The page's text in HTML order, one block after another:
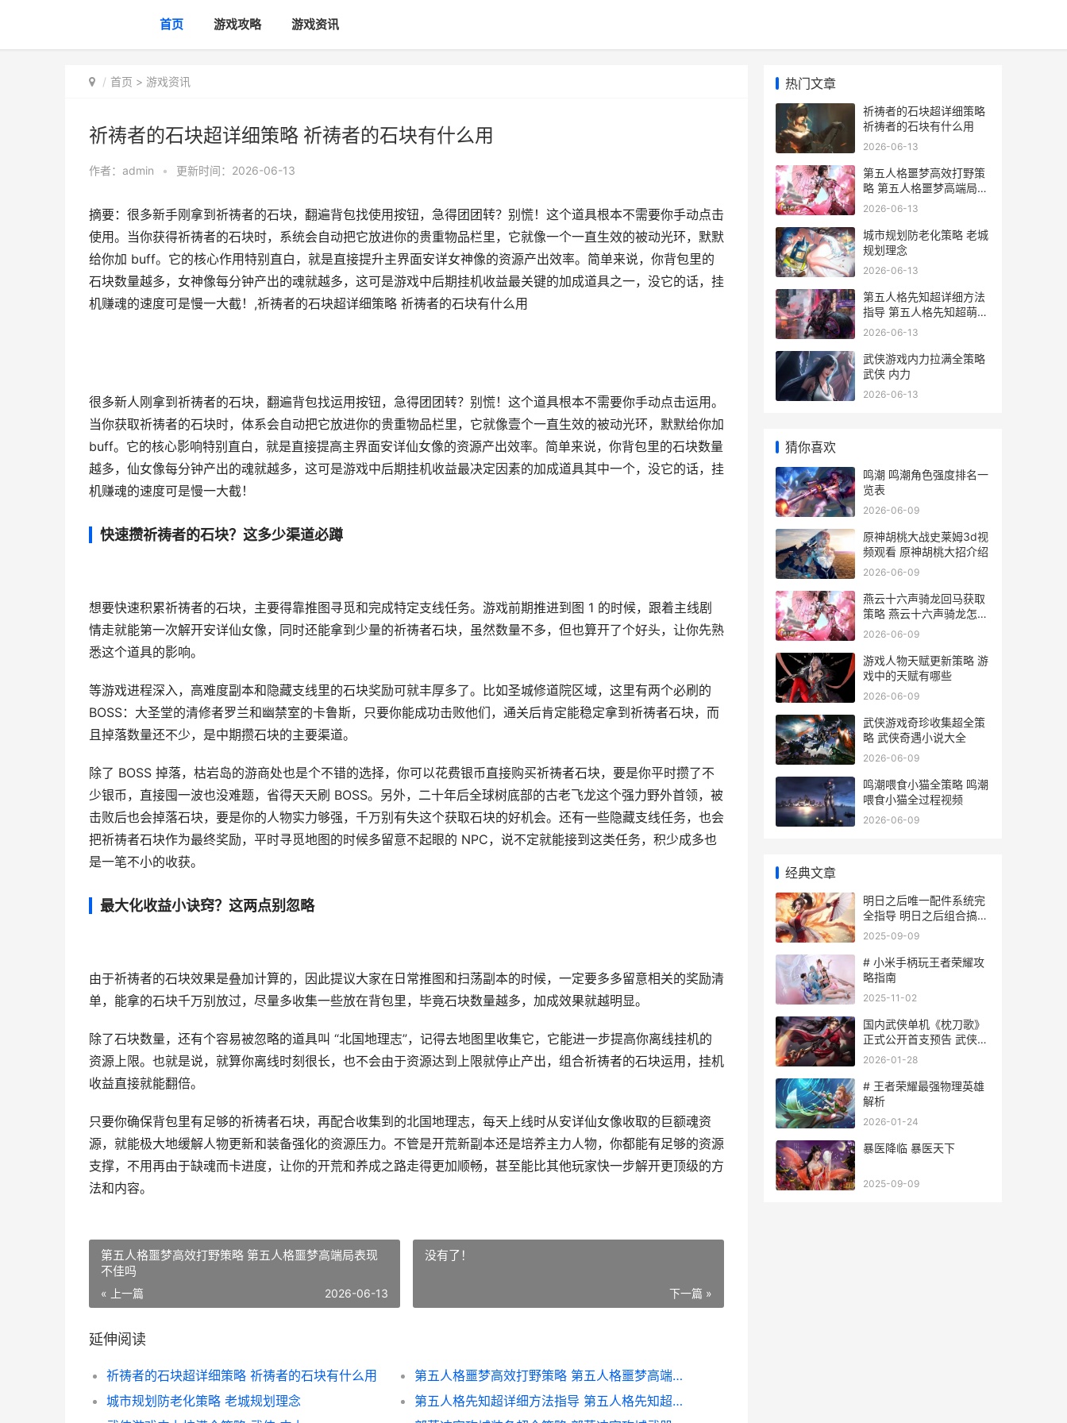
首页 游戏攻略 游戏资讯
首页 > 游戏资讯
祈祷者的石块超详细策略 祈祷者的石块有什么用
作者： admin • 更新时间：2026-06-13
摘要：很多新手刚拿到祈祷者的石块，翻遍背包找使用按钮，急得团团转？别慌！这个道具根本不需要你手动点击
使用。当你获得祈祷者的石块时，系统会自动把它放进你的贵重物品栏里，它就像一个一直生效的被动光环，默默
给你加 buff。它的核心作用特别直白，就是直接提升主界面安详女神像的资源产出效率。简单来说，你背包里的
石块数量越多，女神像每分钟产出的魂就越多，这可是游戏中后期挂机收益最关键的加成道具之一，没它的话，挂
机赚魂的速度可是慢一大截！,祈祷者的石块超详细策略 祈祷者的石块有什么用
很多新人刚拿到祈祷者的石块，翻遍背包找运用按钮，急得团团转？别慌！这个道具根本不需要你手动点击运用。
当你获取祈祷者的石块时，体系会自动把它放进你的贵重物品栏里，它就像壹个一直生效的被动光环，默默给你加
buff。它的核心影响特别直白，就是直接提高主界面安详仙女像的资源产出效率。简单来说，你背包里的石块数量
越多，仙女像每分钟产出的魂就越多，这可是游戏中后期挂机收益最决定因素的加成道具其中一个，没它的话，挂
机赚魂的速度可是慢一大截！
快速攒祈祷者的石块？这多少渠道必蹲
想要快速积累祈祷者的石块，主要得靠推图寻觅和完成特定支线任务。游戏前期推进到图 1 的时候，跟着主线剧
情走就能第一次解开安详仙女像，同时还能拿到少量的祈祷者石块，虽然数量不多，但也算开了个好头，让你先熟
悉这个道具的影响。
等游戏进程深入，高难度副本和隐藏支线里的石块奖励可就丰厚多了。比如圣城修道院区域，这里有两个必刷的
BOSS：大圣堂的清修者罗兰和幽禁室的卡鲁斯，只要你能成功击败他们，通关后肯定能稳定拿到祈祷者石块，而
且掉落数量还不少，是中期攒石块的主要渠道。
除了 BOSS 掉落，枯岩岛的游商处也是个不错的选择，你可以花费银币直接购买祈祷者石块，要是你平时攒了不
少银币，直接囤一波也没难题，省得天天刷 BOSS。另外，二十年后全球树底部的古老飞龙这个强力野外首领，被
击败后也会掉落石块，要是你的人物实力够强，千万别有失这个获取石块的好机会。还有一些隐藏支线任务，也会
把祈祷者石块作为最终奖励，平时寻觅地图的时候多留意不起眼的 NPC，说不定就能接到这类任务，积少成多也
是一笔不小的收获。
最大化收益小诀窍？这两点别忽略
由于祈祷者的石块效果是叠加计算的，因此提议大家在日常推图和扫荡副本的时候，一定要多多留意相关的奖励清
单，能拿的石块千万别放过，尽量多收集一些放在背包里，毕竟石块数量越多，加成效果就越明显。
除了石块数量，还有个容易被忽略的道具叫 “北国地理志”，记得去地图里收集它，它能进一步提高你离线挂机的
资源上限。也就是说，就算你离线时刻很长，也不会由于资源达到上限就停止产出，组合祈祷者的石块运用，挂机
收益直接就能翻倍。
只要你确保背包里有足够的祈祷者石块，再配合收集到的北国地理志，每天上线时从安详仙女像收取的巨额魂资
源，就能极大地缓解人物更新和装备强化的资源压力。不管是开荒新副本还是培养主力人物，你都能有足够的资源
支撑，不用再由于缺魂而卡进度，让你的开荒和养成之路走得更加顺畅，甚至能比其他玩家快一步解开更顶级的方
法和内容。
第五人格噩梦高效打野策略 第五人格噩梦高端局表现
不佳吗
« 上一篇 2026-06-13
没有了！
下一篇 »
延伸阅读
祈祷者的石块超详细策略 祈祷者的石块有什么用
第五人格噩梦高效打野策略 第五人格噩梦高端局表现不佳吗
城市规划防老化策略 老城规划理念
第五人格先知超详细方法指导 第五人格先知超萌图片
热门文章
祈祷者的石块超详细策略
祈祷者的石块有什么用
2026-06-13
第五人格噩梦高效打野策
略 第五人格噩梦高端局表
现不佳吗
2026-06-13
城市规划防老化策略 老城
规划理念
2026-06-13
第五人格先知超详细方法
指导 第五人格先知超萌图
片
2026-06-13
武侠游戏内力拉满全策略
武侠 内力
2026-06-13
猜你喜欢
鸣潮 鸣潮角色强度排名一
览表
2026-06-09
原神胡桃大战史莱姆3d视
频观看 原神胡桃大招介绍
2026-06-09
燕云十六声骑龙回马获取
策略 燕云十六声骑龙怎么
打
2026-06-09
游戏人物天赋更新策略 游
戏中的天赋有哪些
2026-06-09
武侠游戏奇珍收集超全策
略 武侠奇遇小说大全
2026-06-09
鸣潮喂食小猫全策略 鸣潮
喂食小猫全过程视频
2026-06-09
经典文章
明日之后唯一配件系统完
全指导 明日之后组合搞配
方
2025-09-09
# 小米手柄玩王者荣耀攻
略指南
2025-11-02
国内武侠单机《枕刀歌》
正式公开首支预告 武侠单
机排行
2026-01-28
# 王者荣耀最强物理英雄
解析
2026-01-24
暴医降临 暴医天下
2025-09-09